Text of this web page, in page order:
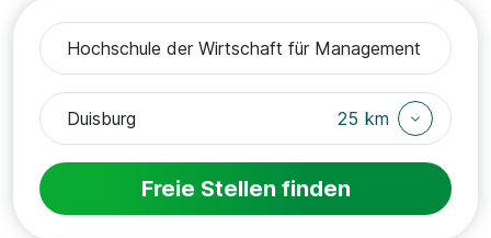
25 km
Freie Stellen finden